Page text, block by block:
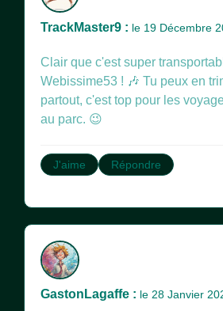
TrackMaster9 : le 19 Décembre
Clair que c'est super
Webissime53 ! 🎶 Tu peux en
partout, c'est top pour les
au parc. 😉
J'aime Répondre
GastonLagaffe : le 28 Janvier